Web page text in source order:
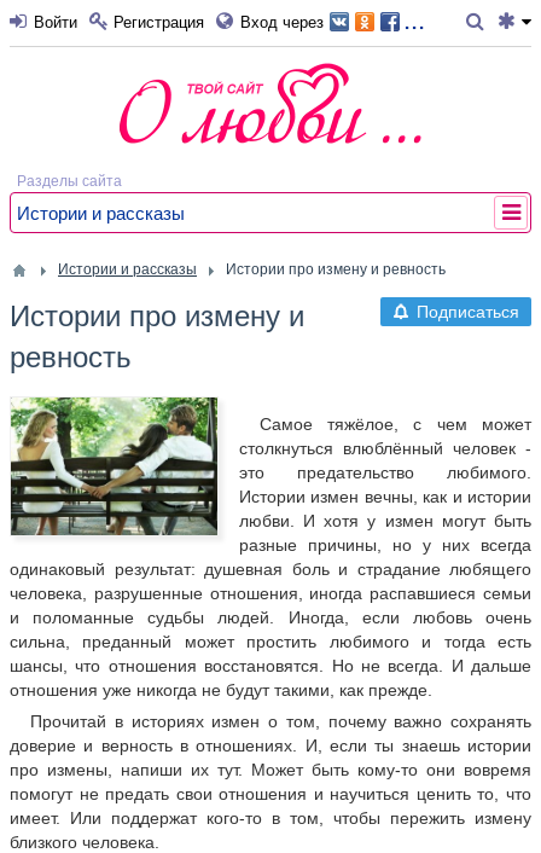
Войти Регистрация Вход через ...
Разделы сайта
Истории и рассказы
Истории и рассказы Истории про измену и ревность
Подписаться
Истории про измену и
ревность
Самое тяжёлое, с чем может
столкнуться влюблённый человек -
это предательство любимого.
Истории измен вечны, как и истории
любви. И хотя у измен могут быть
разные причины, но у них всегда
одинаковый результат: душевная боль и страдание любящего
человека, разрушенные отношения, иногда распавшиеся семьи
и поломанные судьбы людей. Иногда, если любовь очень
сильна, преданный может простить любимого и тогда есть
шансы, что отношения восстановятся. Но не всегда. И дальше
отношения уже никогда не будут такими, как прежде.
Прочитай в историях измен о том, почему важно сохранять
доверие и верность в отношениях. И, если ты знаешь истории
про измены, напиши их тут. Может быть кому-то они вовремя
помогут не предать свои отношения и научиться ценить то, что
имеет. Или поддержат кого-то в том, чтобы пережить измену
близкого человека.